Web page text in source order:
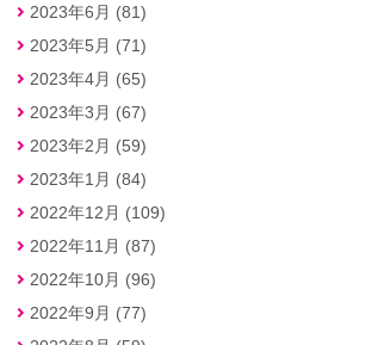
2023年6月 (81)
2023年5月 (71)
2023年4月 (65)
2023年3月 (67)
2023年2月 (59)
2023年1月 (84)
2022年12月 (109)
2022年11月 (87)
2022年10月 (96)
2022年9月 (77)